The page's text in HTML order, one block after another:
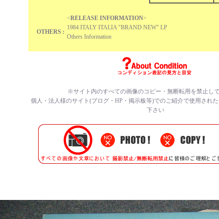
OTHERS :
<RELEASE INFORMATION>
1984 ITALY ITALIA "BRAND NEW" LP
Others Information
※サイト内のすべての画像のコピー・無断転用を禁止し
個人・法人様のサイト(ブログ・HP・掲示板等)でのご紹介で使用され
下さい